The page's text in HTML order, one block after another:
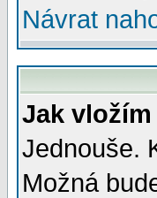
Návrat
Jak
Jednouše.
Možná